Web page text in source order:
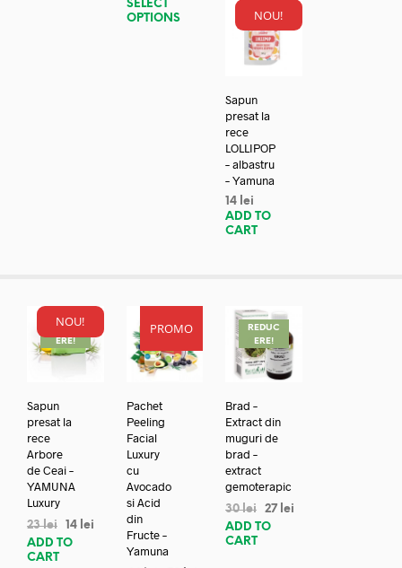
SELECT
OPTIONS
NOU!
Sapun
presat la
rece
LOLLIPOP
– albastru
– Yamuna
14 lei
ADD TO
CART
NOU!
REDUC
ERE!
Sapun
presat la
rece
Arbore
de Ceai –
YAMUNA
Luxury
23lei 14 lei
ADD TO
CART
PROMO
REDUC
Pachet
Peeling
Facial
Luxury
cu
Avocado
si Acid
din
Fructe –
Yamuna
REDUC
ERE!
Brad –
Extract din
muguri de
brad –
extract
gemoterapic
30lei 27 lei
ADD TO
CART